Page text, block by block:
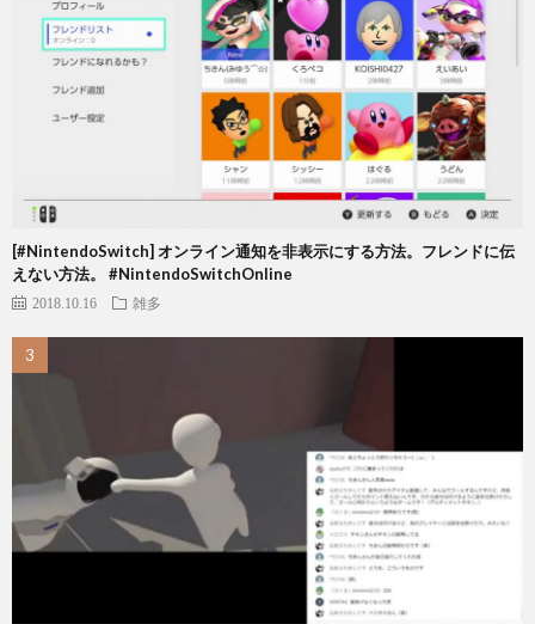
[#NintendoSwitch] オンライン通知を非表示にする方法。フレンドに伝
えない方法。 #NintendoSwitchOnline
2018.10.16 雑多